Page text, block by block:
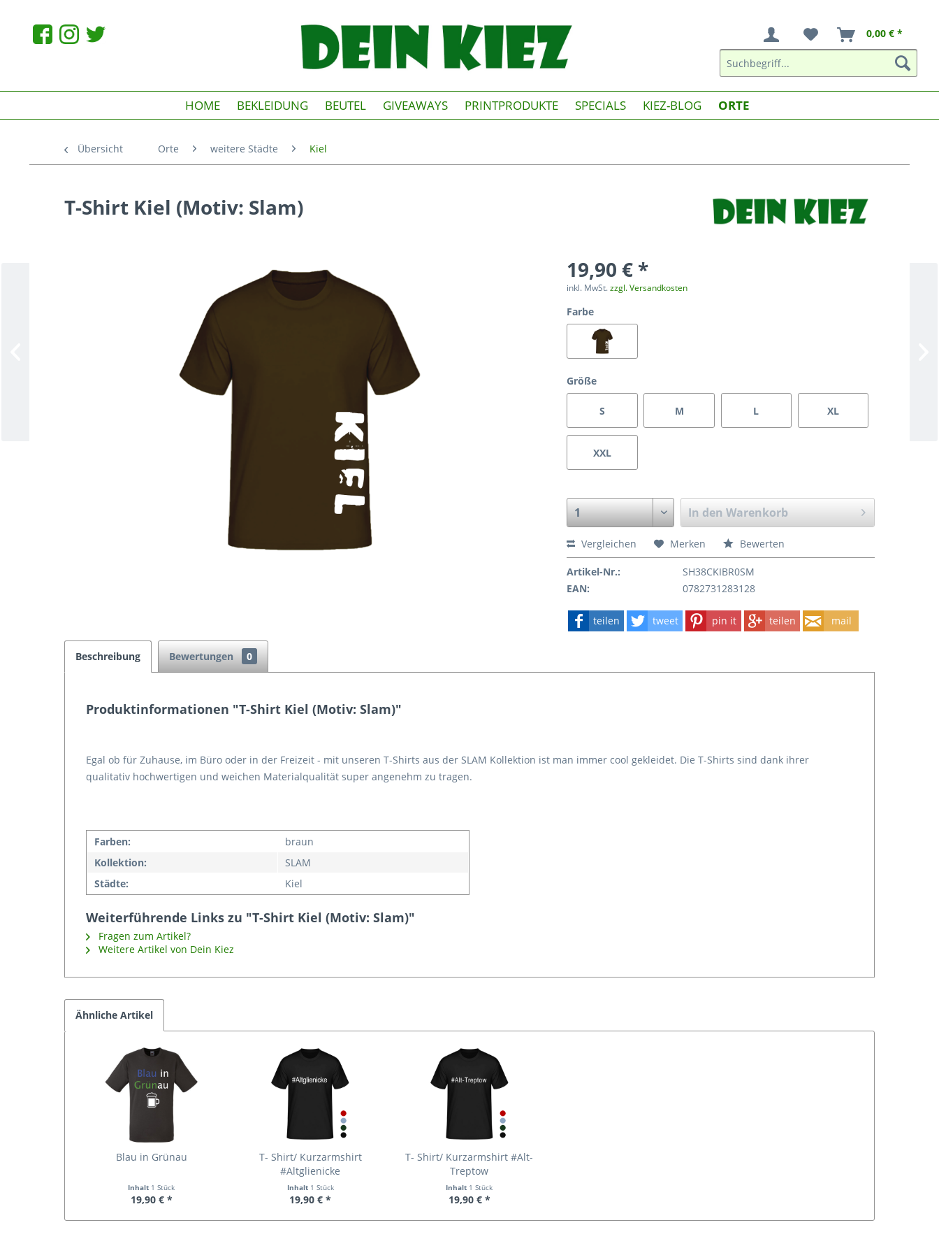
0,00 € *
HOME BEKLEIDUNG BEUTEL GIVEAWAYS PRINTPRODUKTE SPECIALS KIEZ-BLOG ORTE
Übersicht Orte weitere Städte Kiel
T-Shirt Kiel (Motiv: Slam)
19,90 € *
inkl. MwSt.zzgl. Versandkosten
Farbe
Größe
S M L XL
XXL
In den Warenkorb
Vergleichen Merken Bewerten
Artikel-Nr.:
SH38CKIBR0SM
EAN:
0782731283128
teilen tweet pin it teilen mail
Beschreibung Bewertungen 0
Produktinformationen "T-Shirt Kiel (Motiv: Slam)"
Egal ob für Zuhause, im Büro oder in der Freizeit - mit unseren T-Shirts aus der SLAM Kollektion ist man immer cool gekleidet. Die T-Shirts sind dank ihrer
qualitativ hochwertigen und weichen Materialqualität super angenehm zu tragen.
Farben:
braun
Kollektion:
SLAM
Städte:
Kiel
Weiterführende Links zu "T-Shirt Kiel (Motiv: Slam)"
Fragen zum Artikel?
Weitere Artikel von Dein Kiez
Ähnliche Artikel
Blau in Grünau
Inhalt 1 Stück
19,90 € *
T- Shirt/ Kurzarmshirt
#Altglienicke
Inhalt 1 Stück
19,90 € *
T- Shirt/ Kurzarmshirt #Alt-
Treptow
Inhalt 1 Stück
19,90 € *